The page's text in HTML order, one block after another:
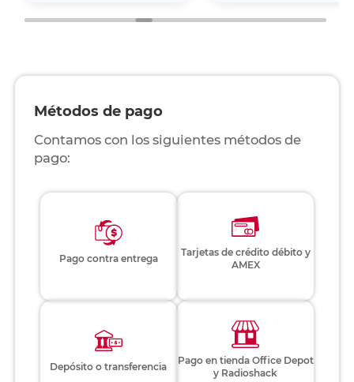
Métodos de pago
Contamos con los siguientes métodos de
pago:
Pago contra entrega
Tarjetas de crédito débito y
AMEX
Depósito o transferencia
Pago en tienda Office Depot
y Radioshack